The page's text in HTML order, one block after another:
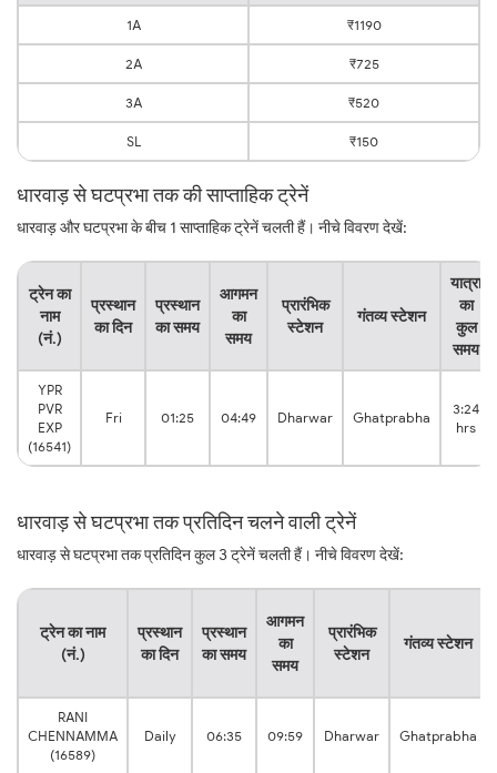
1A ₹1190
2A ₹725
3A ₹520
SL ₹150
धारवाड़ से घटप्रभा तक की साप्ताहिक ट्रेनें
धारवाड़ और घटप्रभा के बीच 1 साप्ताहिक ट्रेनें चलती हैं। नीचे विवरण देखें:
ट्रेन का
नाम
(नं.)
प्रस्थान
का दिन
प्रस्थान
का समय
आगमन
का
समय
प्रारंभिक
स्टेशन
गंतव्य स्टेशन
यात्रा
का
कुल
समय
YPR
PVR
EXP
(16541)
Fri 01:25 04:49 Dharwar Ghatprabha
3:24
hrs
धारवाड़ से घटप्रभा तक प्रतिदिन चलने वाली ट्रेनें
धारवाड़ से घटप्रभा तक प्रतिदिन कुल 3 ट्रेनें चलती हैं। नीचे विवरण देखें:
ट्रेन का नाम
(नं.)
प्रस्थान
का दिन
प्रस्थान
का समय
आगमन
का
समय
प्रारंभिक
स्टेशन
गंतव्य स्टेशन
RANI
CHENNAMMA
(16589)
Daily 06:35 09:59 Dharwar Ghatprabha